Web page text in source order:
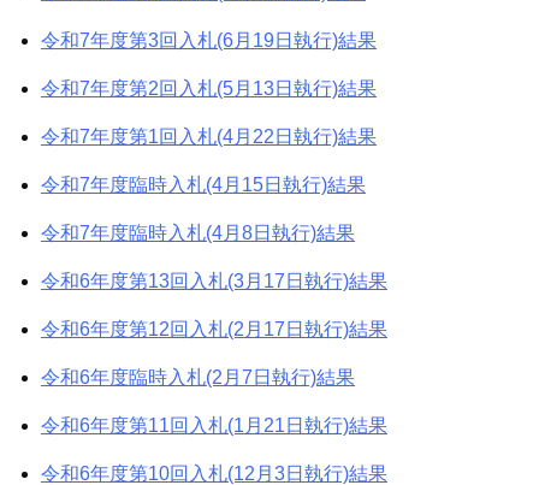
令和7年度第3回入札(6月19日執行)結果
令和7年度第2回入札(5月13日執行)結果
令和7年度第1回入札(4月22日執行)結果
令和7年度臨時入札(4月15日執行)結果
令和7年度臨時入札(4月8日執行)結果
令和6年度第13回入札(3月17日執行)結果
令和6年度第12回入札(2月17日執行)結果
令和6年度臨時入札(2月7日執行)結果
令和6年度第11回入札(1月21日執行)結果
令和6年度第10回入札(12月3日執行)結果